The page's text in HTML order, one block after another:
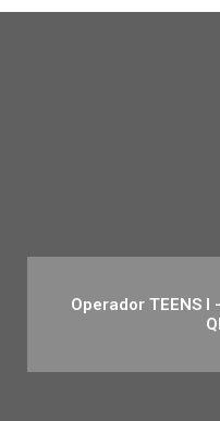
Operador TEENS